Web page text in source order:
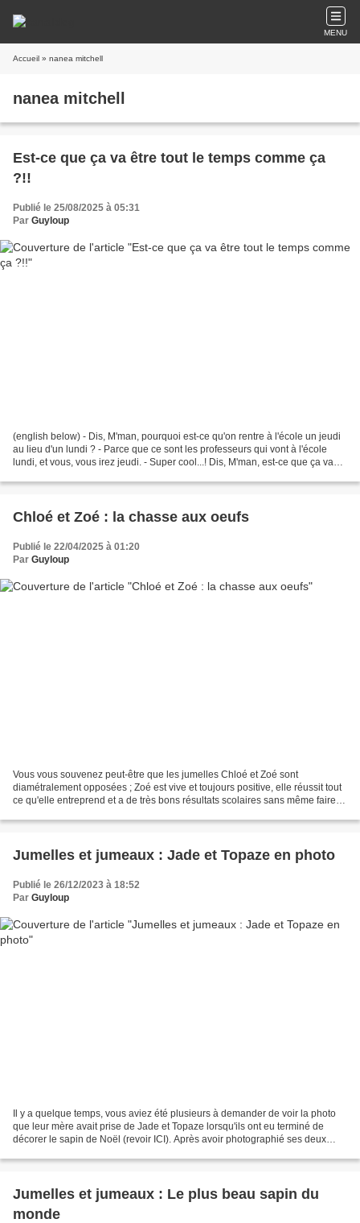
MENU
Accueil » nanea mitchell
nanea mitchell
Est-ce que ça va être tout le temps comme ça
?!!
Publié le 25/08/2025 à 05:31
Par Guyloup
(english below) - Dis, M'man, pourquoi est-ce qu'on rentre à l'école un jeudi
au lieu d'un lundi ? - Parce que ce sont les professeurs qui vont à l'école
lundi, et vous, vous irez jeudi. - Super cool...! Dis, M'man, est-ce que ça va
Chloé et Zoé : la chasse aux oeufs
Publié le 22/04/2025 à 01:20
Par Guyloup
Vous vous souvenez peut-être que les jumelles Chloé et Zoé sont
diamétralement opposées ; Zoé est vive et toujours positive, elle réussit tout
ce qu'elle entreprend et a de très bons résultats scolaires sans même faire
Jumelles et jumeaux : Jade et Topaze en photo
Publié le 26/12/2023 à 18:52
Par Guyloup
Il y a quelque temps, vous aviez été plusieurs à demander de voir la photo
que leur mère avait prise de Jade et Topaze lorsqu'ils ont eu terminé de
décorer le sapin de Noël (revoir ICI). Après avoir photographié ses deux
Jumelles et jumeaux : Le plus beau sapin du
monde